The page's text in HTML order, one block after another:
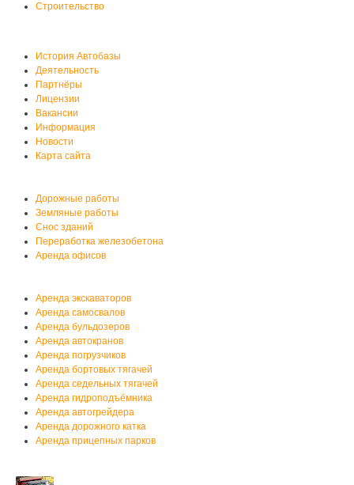
Строительство
История Автобазы
Деятельность
Партнёры
Лицензии
Вакансии
Информация
Новости
Карта сайта
Дорожные работы
Земляные работы
Снос зданий
Переработка железобетона
Аренда офисов
Аренда экскаваторов
Аренда самосвалов
Аренда бульдозеров
Аренда автокранов
Аренда погрузчиков
Аренда бортовых тягачей
Аренда седельных тягачей
Аренда гидроподъёмника
Аренда автогрейдера
Аренда дорожного катка
Аренда прицепных парков